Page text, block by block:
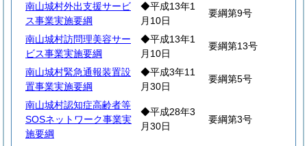
南山城村外出支援サービ
ス事業実施要綱
◆平成13年1
月10日
要綱第9号
南山城村訪問理美容サー
ビス事業実施要綱
◆平成13年1
月10日
要綱第13号
南山城村緊急通報装置設
置事業実施要綱
◆平成3年11
月30日
要綱第5号
南山城村認知症高齢者等
SOSネットワーク事業実
施要綱
◆平成28年3
月30日
要綱第3号